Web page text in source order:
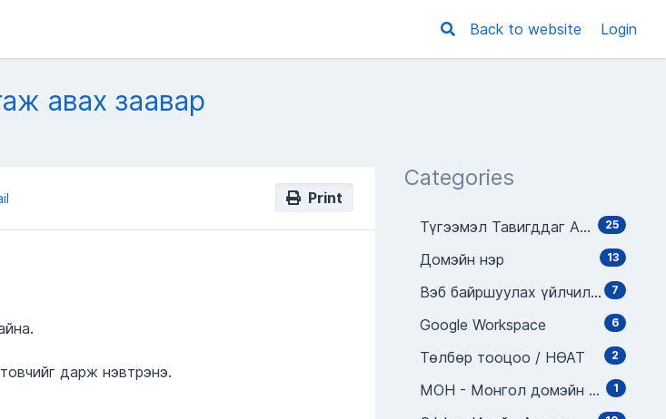
Back to website Login
авах заавар
Print
товчийг дарж нэвтрэнэ.
Categories
25
Түгээмэл Тавигддаг Асуултууд
13
Домэйн нэр
7
Вэб байршуулах үйлчилгээ
6
Google Workspace
2
Төлбөр тооцоо / НӨАТ
1
МОН - Монгол домэйн нэр